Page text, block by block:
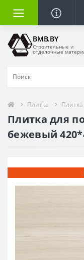
BMB.BY
Строительные и
отделочные
Плитка
Плитка для
бежевый